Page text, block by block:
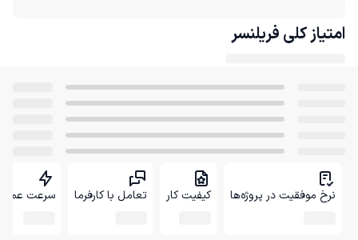
امتیاز کلی فریلنسر
نرخ موفقیت در پروژه‌ها کیفیت کار تعامل با کارفرما سرعت عمل